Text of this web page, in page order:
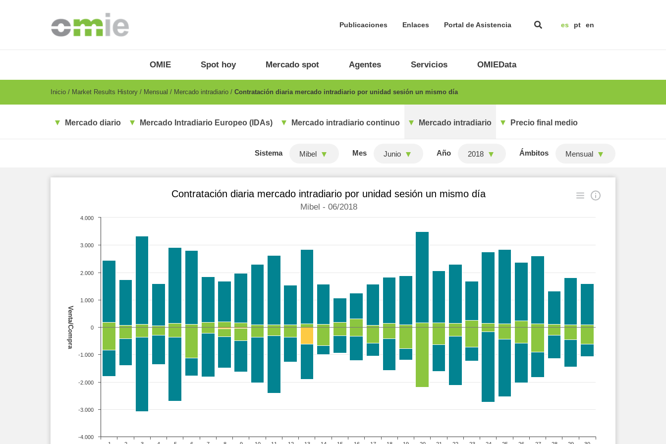
Publicaciones Enlaces Portal de Asistencia es pt en
ES
OMIE Spot hoy Mercado spot Agentes Servicios OMIEData
Breadcrumb
Inicio Market Results History Mensual Mercado intradiario Contratación diaria mercado intradiario por unidad sesión un mismo día
Mercado diario Mercado Intradiario Europeo (IDAs) Mercado intradiario continuo Mercado intradiario Precio final medio
Sistema Mibel Mes Junio Año 2018 Ámbitos Mensual
Venta/Compra
Contratación diaria mercado intradiario por unidad sesión un mismo día
Mibel - 06/2018
-4.000
-3.000
-2.000
-1.000
0
1.000
2.000
3.000
4.000